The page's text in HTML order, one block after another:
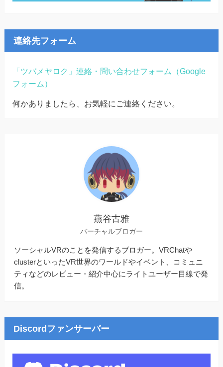
連絡先フォーム
「ツバメヤロク」連絡・問い合わせフォーム（Google
フォーム）
何かありましたら、お気軽にご連絡ください。
燕谷古雅
バーチャルブロガー
ソーシャルVRのことを発信するブロガー。VRChatや
clusterといったVR世界のワールドやイベント、コミュニ
ティなどのレビュー・紹介中心にライトユーザー目線で発
信。
Discordファンサーバー